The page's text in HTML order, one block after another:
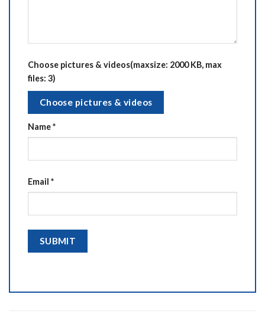
Choose pictures & videos(maxsize: 2000 KB, max
files: 3)
Choose pictures & videos
Name*
Email *